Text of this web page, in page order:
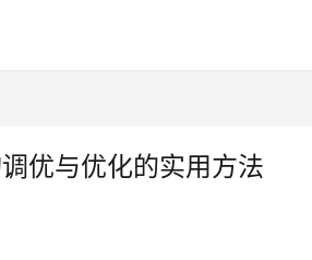
优与优化的实用方法